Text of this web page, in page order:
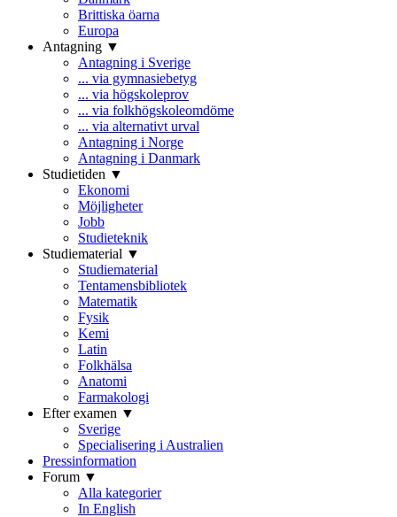
Brittiska öarna
Europa
Antagning ▼
Antagning i Sverige
... via gymnasiebetyg
... via högskoleprov
... via folkhögskoleomdöme
... via alternativt urval
Antagning i Norge
Antagning i Danmark
Studietiden ▼
Ekonomi
Möjligheter
Jobb
Studieteknik
Studiematerial ▼
Studiematerial
Tentamensbibliotek
Matematik
Fysik
Kemi
Latin
Folkhälsa
Anatomi
Farmakologi
Efter examen ▼
Sverige
Specialisering i Australien
Pressinformation
Forum ▼
Alla kategorier
In English